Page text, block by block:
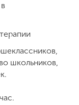
школьников,